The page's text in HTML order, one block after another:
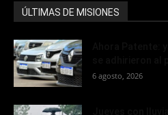
ÚLTIMAS DE MISIONES
6 agosto, 2026